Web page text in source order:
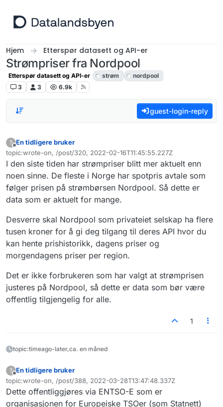
Hjem Etterspør datasett og API-er
Strømpriser fra Nordpool
Etterspør datasett og API-er strøm
nordpool
3
3 6.9k
guest-login-reply
?
Frakoblet
En tidligere bruker
topic:wrote-on, /post/320, 2022-02-16T11:45:55.227Z
Sist endret av
I den siste tiden har strømpriser blitt mer aktuelt enn
noen sinne. De fleste i Norge har spotpris avtale som
følger prisen på strømbørsen Nordpool. Så dette er
data som er aktuelt for mange.
Desverre skal Nordpool som privateiet selskap ha flere
tusen kroner for å gi deg tilgang til deres API hvor du
kan hente prishistorikk, dagens priser og
morgendagens priser per region.
Det er ikke forbrukeren som har valgt at strømprisen
justeres på Nordpool, så dette er data som bør være
offentlig tilgjengelig for alle.
1
topic:timeago-later,ca. en måned
?
Frakoblet
En tidligere bruker
topic:wrote-on, /post/388, 2022-03-28T13:47:48.337Z
Sist endret av
Dette offentliggjøres via ENTSO-E som er
organisasjonen for Europeiske TSOer (som Statnett)